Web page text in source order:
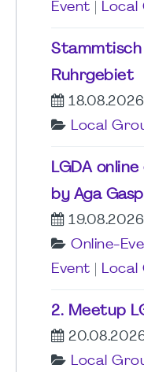
Event
Local
Stammtisch
Ruhrgebiet
Local
LGDA
by Aga
Online-
Event
Local
2. Meetup
Local